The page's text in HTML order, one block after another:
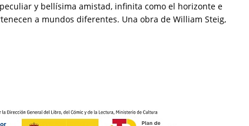
y bellísima amistad, infinita como el horizonte e
a mundos diferentes. Una obra de William Steig,